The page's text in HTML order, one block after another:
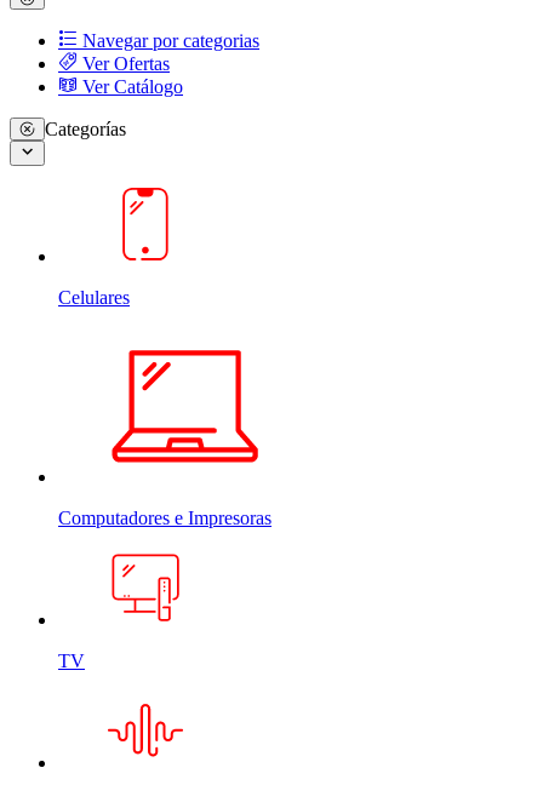
Navegar por categorias
Ver Ofertas
Ver Catálogo
Categorías
Celulares
Computadores e Impresoras
TV